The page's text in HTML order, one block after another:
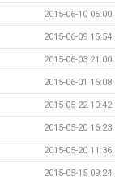
2015-06-10 06:00
2015-06-09 15:54
2015-06-03 21:00
2015-06-01 16:08
2015-05-22 10:42
2015-05-20 16:23
2015-05-20 11:36
2015-05-15 09:24